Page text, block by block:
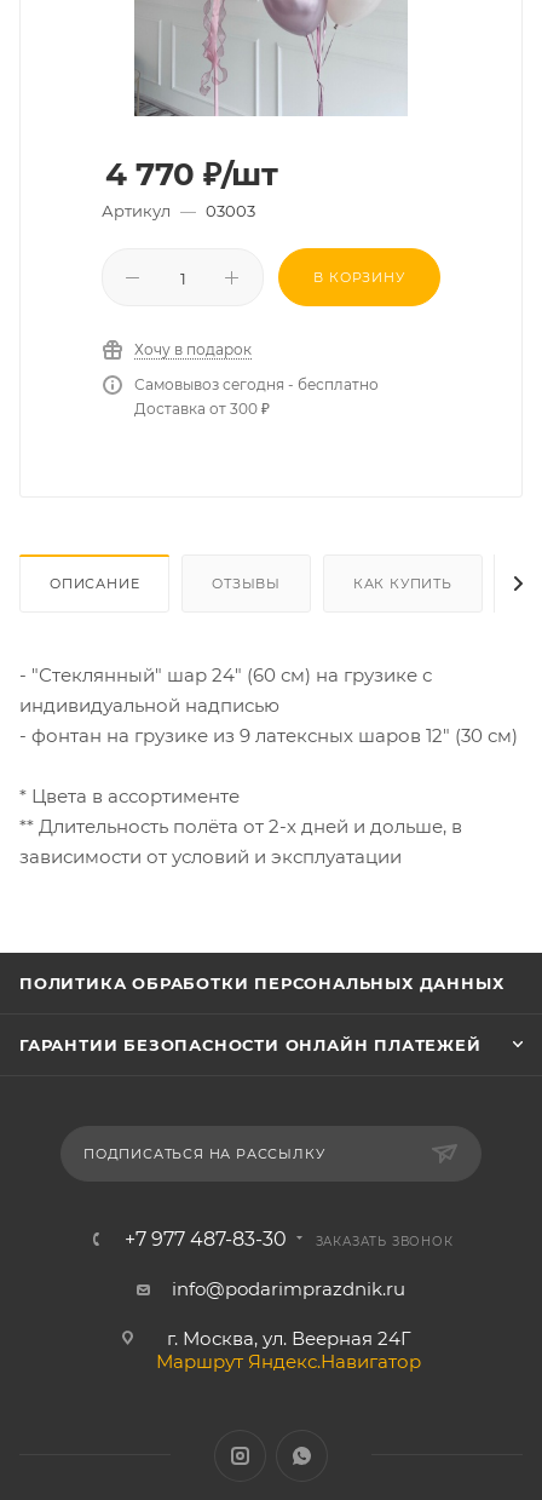
4 770 ₽/шт
Артикул — 03003
В КОРЗИНУ
Хочу в подарок
Самовывоз сегодня - бесплатно
Доставка от 300 ₽
ОПИСАНИЕ ОТЗЫВЫ КАК КУПИТЬ
- "Стеклянный" шар 24" (60 см) на грузике с
индивидуальной надписью
- фонтан на грузике из 9 латексных шаров 12" (30 см)
* Цвета в ассортименте
** Длительность полёта от 2-х дней и дольше, в
зависимости от условий и эксплуатации
ПОЛИТИКА ОБРАБОТКИ ПЕРСОНАЛЬНЫХ ДАННЫХ
ГАРАНТИИ БЕЗОПАСНОСТИ ОНЛАЙН ПЛАТЕЖЕЙ
ПОДПИСАТЬСЯ НА РАССЫЛКУ
+7 977 487-83-30 ЗАКАЗАТЬ ЗВОНОК
info@podarimprazdnik.ru
г. Москва, ул. Веерная 24Г
Маршрут Яндекс.Навигатор